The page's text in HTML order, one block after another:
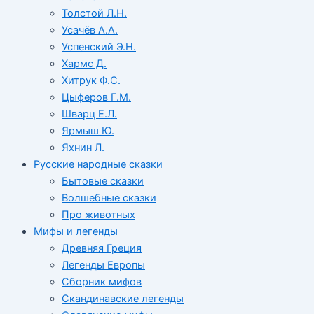
Толстой Л.Н.
Усачёв А.А.
Успенский Э.Н.
Хармс Д.
Хитрук Ф.С.
Цыферов Г.М.
Шварц Е.Л.
Ярмыш Ю.
Яхнин Л.
Русские народные сказки
Бытовые сказки
Волшебные сказки
Про животных
Мифы и легенды
Древняя Греция
Легенды Европы
Сборник мифов
Скандинавские легенды